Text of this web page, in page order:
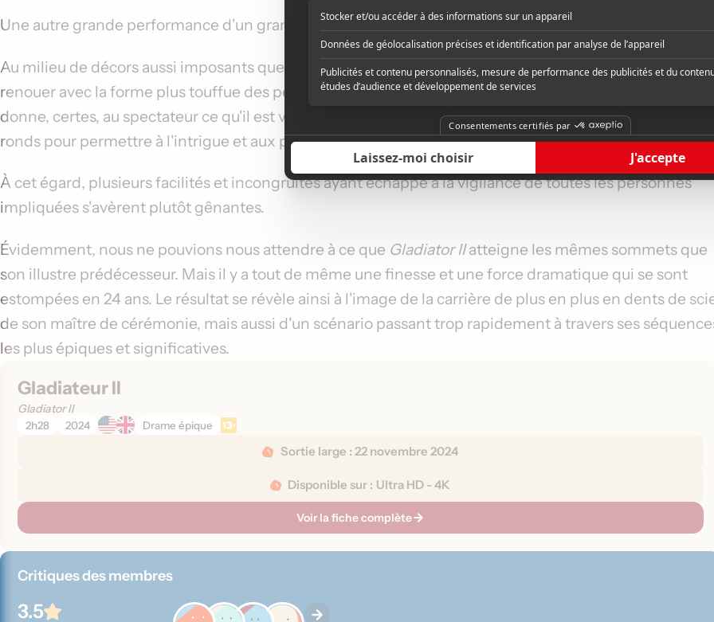
Gladiateur II
Gladiator II
2h28 2024 Drame épique
a
d
s
Sortie large : 22 novembre 2024
Disponible sur : Ultra HD - 4K
Voir la fiche complète
Critiques des membres
3.5
Une autre grande performance d'un grand acteur qui vieillit comme le bon vin.
Au milieu de décors aussi imposants que luxuriants, et d'une trame narrative se faisant une joie de
renouer avec la forme plus touffue des péplums des années 1950, nous retrouvons une proposition
donne, certes, au spectateur ce qu'il est venu voir, mais qui a aussi tendance à couper les coins très
ronds pour permettre à l'intrigue et aux personnages de progresser à un rythme satisfaisant.
À cet égard, plusieurs facilités et incongruités ayant échappé à la vigilance de toutes les personnes
impliquées s'avèrent plutôt gênantes.
Évidemment, nous ne pouvions nous attendre à ce que Gladiator IIatteigne les mêmes sommets que
son illustre prédécesseur. Mais il y a tout de même une finesse et une force dramatique qui se sont
estompées en 24 ans. Le résultat se révèle ainsi à l'image de la carrière de plus en plus en dents de
de son maître de cérémonie, mais aussi d'un scénario passant trop rapidement à travers ses
les plus épiques et significatives.